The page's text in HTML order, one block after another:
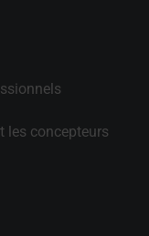
les concepteurs